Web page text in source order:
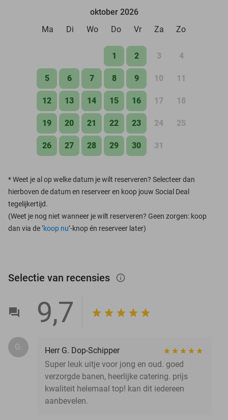
oktober 2026
Ma
Di Wo Do Vr Za Zo
1 2 3 4
5 6 7 8 9 10 11
12 13 14 15 16 17 18
19 20 21 22 23 24 25
26 27 28 29 30 31
*Weet je al op welke datum je wilt reserveren? Selecteer dan
hierboven de datum en reserveer en koop jouw Social Deal
tegelijkertijd.
(Weet je nog niet wanneer je wilt reserveren? Geen zorgen: koop
dan via de ‘koop nu’-knop én reserveer later)
Selectie van recensies info_outlined
9,7
G.
Herr G. Dop-Schipper
Super leuk uitje voor jong en oud. goed
verzorgde banen, heerlijke catering. prijs
kwaliteit helemaal top! kan dit iedereen
aanbevelen.